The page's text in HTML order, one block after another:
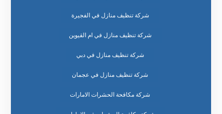
شركة تنظيف منازل في الفجيرة
شركة تنظيف منازل في ام القيوين
شركة تنظيف منازل في دبي
شركة تنظيف منازل في عجمان
شركة مكافحة الحشرات الامارات